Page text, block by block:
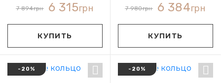
7 894грн 6 315грн
КУПИТЬ
7 980грн 6 384грн
КУПИТЬ
-20% -20%